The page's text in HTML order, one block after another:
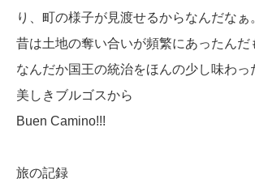
り、町の様子が見渡せるからなんだなぁ
昔は土地の奪い合いが頻繁にあったんだ
なんだか国王の統治をほんの少し味わっ
美しきブルゴスから
Buen Camino!!!
旅の記録